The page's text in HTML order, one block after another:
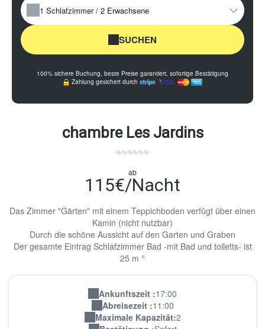
1 Schlafzimmer / 2 Erwachsene
SUCHEN
100% sichere Buchung, beste Preise garantiert, sofortige Bestätigung
Zahlung gesichert durch
chambre Les Jardins
ab
115€/Nacht
Das Zimmer "Gärten" mit einem Teppichboden verfügt über einen
Kamin (nicht nutzbar)
Durch die schöne Aussicht auf den Garten und Graben
Der gesamte Eintrag Schlafzimmer Bad -mit Bad und toiletts- ist
25 m °
Ankunftszeit :17:00
Abreisezeit :11:00
Maximale Kapazität:2